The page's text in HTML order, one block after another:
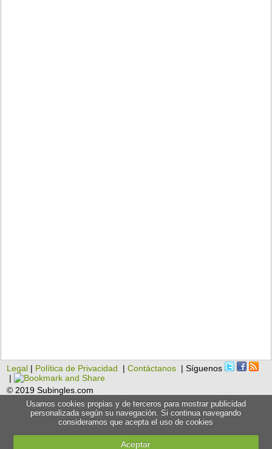
Legal | Política de Privacidad |Contáctanos | Síguenos
|
© 2019 Subingles.com
Usamos cookies propias y de terceros para mostrar publicidad
personalizada según su navegación. Si continua navegando
consideramos que acepta el uso de cookies
Aceptar